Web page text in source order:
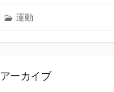
運動
アーカイブ